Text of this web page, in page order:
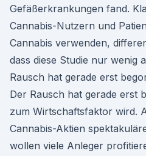
Gefäßerkrankungen fand.
Cannabis-Nutzern und
Cannabis verwenden,
dass diese Studie nur wenig
Rausch hat gerade erst
Der Rausch hat gerade erst
zum Wirtschaftsfaktor wird.
Cannabis-Aktien
wollen viele Anleger